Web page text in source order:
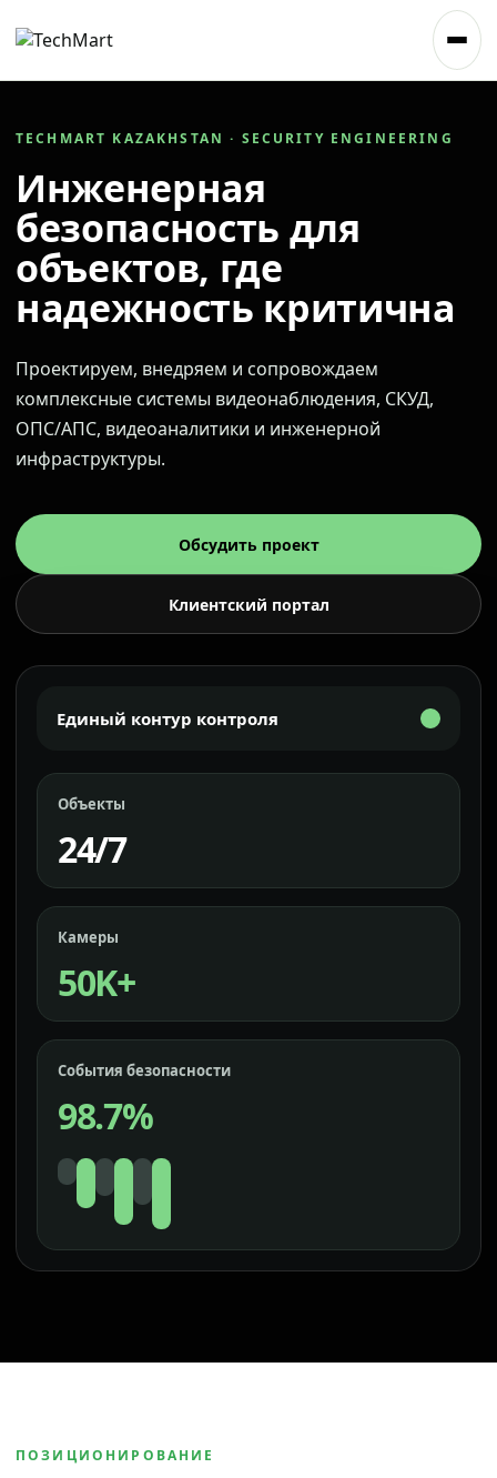
TECHMART KAZAKHSTAN · SECURITY ENGINEERING
Инженерная
безопасность для
объектов, где
надежность критична
Проектируем, внедряем и сопровождаем
комплексные системы видеонаблюдения, СКУД,
ОПС/АПС, видеоаналитики и инженерной
инфраструктуры.
Обсудить проект
Клиентский портал
Единый контур контроля
Объекты
24/7
Камеры
50K+
События безопасности
98.7%
ПОЗИЦИОНИРОВАНИЕ